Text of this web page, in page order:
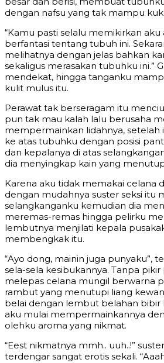
dengan nafsu yang tak mampu
“Kamu pasti selalu memikirkan
berfantasi tentang tubuh ini.
melihatnya dengan jelas bahkan
sekaligus merasakan tubuhku ini.”
mendekat, hingga tanganku
kulit mulus itu.
Perawat tak berseragam itu
pun tak mau kalah lalu berusaha
mempermainkan lidahnya, setelah
ke atas tubuhku dengan posisi
dan kepalanya di atas
dia menyingkap kain yang
Karena aku tidak memakai celana
dengan mudahnya suster seksi itu
selangkanganku kemudian dia
meremas-remas hingga pelirku
lembutnya menjilati kepala
membengkak itu.
“Ayo dong, mainin juga punyaku”,
sela-sela kesibukannya. Tanpa
melepas celana mungil berwarna
rambut yang menutupi liang
belai dengan lembut belahan bibir
aku mulai mempermainkannya
olehku aroma yang nikmat.
“Eest nikmatnya mmh.. uuh..!”
terdengar sangat erotis sekali.